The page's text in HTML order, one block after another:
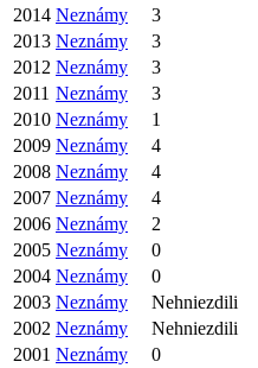
2014 Neznámy 3
2013 Neznámy 3
2012 Neznámy 3
2011 Neznámy 3
2010 Neznámy 1
2009 Neznámy 4
2008 Neznámy 4
2007 Neznámy 4
2006 Neznámy 2
2005 Neznámy 0
2004 Neznámy 0
2003 Neznámy Nehniezdili
2002 Neznámy Nehniezdili
2001 Neznámy 0